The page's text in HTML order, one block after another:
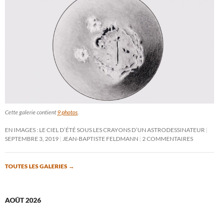
Cette galerie contient 9 photos
EN IMAGES : LE CIEL D’ÉTÉ SOUS LES CRAYONS D’UN ASTRODESSINATEUR
SEPTEMBRE 3, 2019
JEAN-BAPTISTE FELDMANN 2 COMMENTAIRES
TOUTES LES GALERIES →
AOÛT 2026